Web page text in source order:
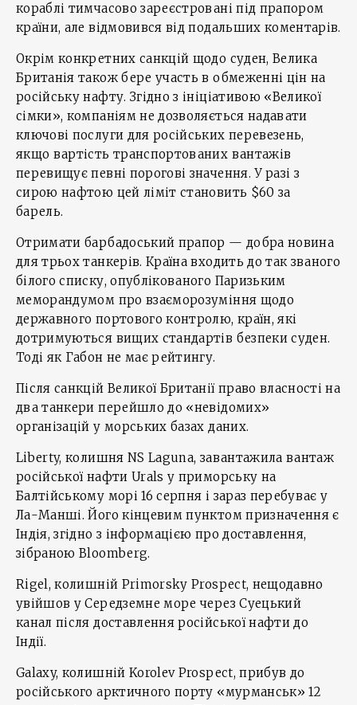
кораблі тимчасово зареєстровані під прапором
країни, але відмовився від подальших коментарів.
Окрім конкретних санкцій щодо суден, Велика
Британія також бере участь в обмеженні цін на
російську нафту. Згідно з ініціативою «Великої
сімки», компаніям не дозволяється надавати
ключові послуги для російських перевезень,
якщо вартість транспортованих вантажів
перевищує певні порогові значення. У разі з
сирою нафтою цей ліміт становить $60 за
барель.
Отримати барбадоський прапор — добра новина
для трьох танкерів. Країна входить до так званого
білого списку, опублікованого Паризьким
меморандумом про взаєморозуміння щодо
державного портового контролю, країн, які
дотримуються вищих стандартів безпеки суден.
Тоді як Габон не має рейтингу.
Після санкцій Великої Британії право власності на
два танкери перейшло до «невідомих»
організацій у морських базах даних.
Liberty, колишня NS Laguna, завантажила вантаж
російської нафти Urals у приморську на
Балтійському морі 16 серпня і зараз перебуває у
Ла-Манші. Його кінцевим пунктом призначення є
Індія, згідно з інформацією про доставлення,
зібраною Bloomberg.
Rigel, колишній Primorsky Prospect, нещодавно
увійшов у Середземне море через Суецький
канал після доставлення російської нафти до
Індії.
Galaxy, колишній Korolev Prospect, прибув до
російського арктичного порту «мурманськ» 12